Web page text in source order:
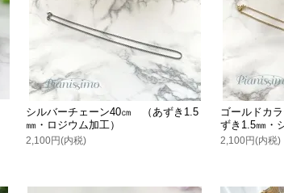
シルバーチェーン40㎝ （あずき1.5
㎜・ロジウム加工）
2,100円(内税)
ゴールドカ
ずき1.5㎜・
2,100円(内税)